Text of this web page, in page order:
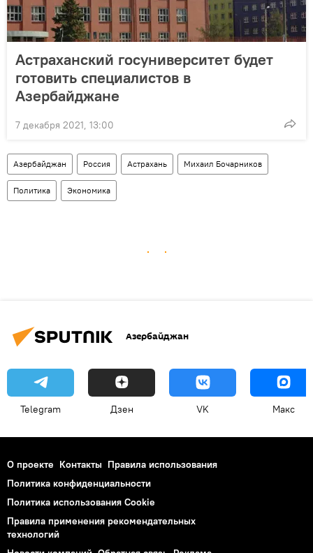
Астраханский госуниверситет будет
готовить специалистов в
Азербайджане
7 декабря 2021, 13:00
Азербайджан Россия Астрахань Михаил Бочарников
Политика Экономика
Азербайджан
Telegram Дзен VK Макс
О проекте Контакты Правила использования
Политика конфиденциальности
Политика использования Cookie
Правила применения рекомендательных
технологий